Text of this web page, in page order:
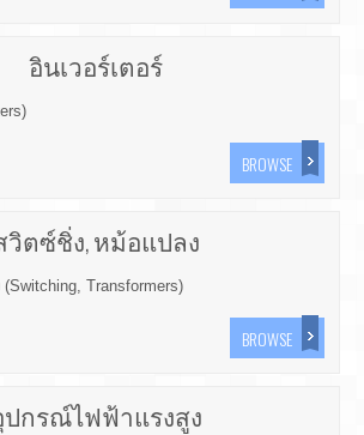
อินเวอร์เตอร์
BROWSE
วิตซ์ชิ่ง, หม้อแปลง
Transformers)
BROWSE
กรณ์ไฟฟ้าแรงสูง